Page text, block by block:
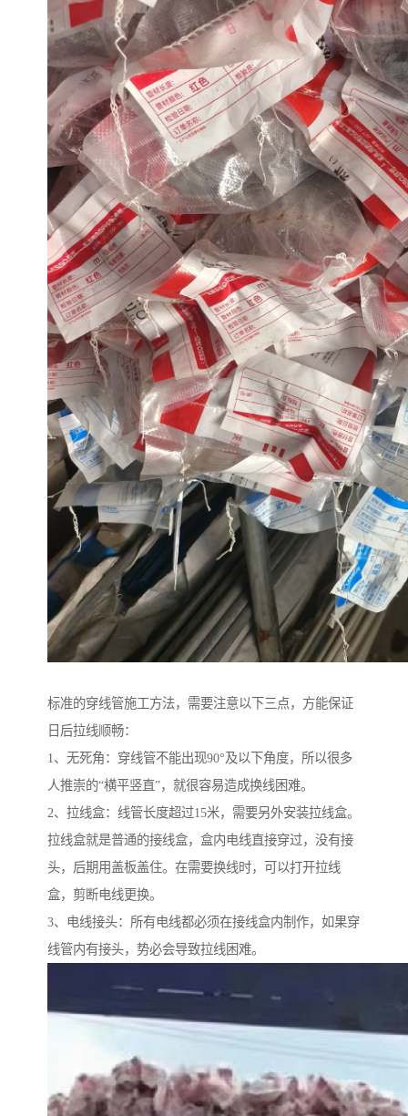
标准的穿线管施工方法，需要注意以下三点，方能保证
日后拉线顺畅：
1、无死角：穿线管不能出现90°及以下角度，所以很多
人推崇的“横平竖直”，就很容易造成换线困难。
2、拉线盒：线管长度超过15米，需要另外安装拉线盒。
拉线盒就是普通的接线盒，盒内电线直接穿过，没有接
头，后期用盖板盖住。在需要换线时，可以打开拉线
盒，剪断电线更换。
3、电线接头：所有电线都必须在接线盒内制作，如果穿
线管内有接头，势必会导致拉线困难。